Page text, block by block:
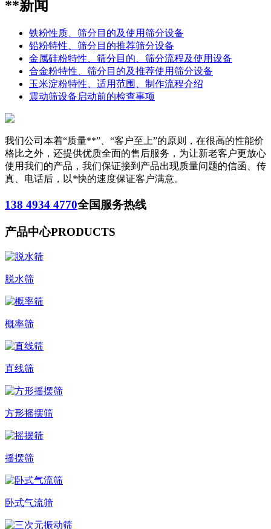
**新闻
铁粉性质、筛分目的及使用筛分设备
铅粉特性、筛分目的推荐筛分设备
金属硅粉特性、筛分目的、筛分流程及使用设备
合金粉特性、筛分目的及推荐使用筛分设备
玉米淀粉特性、适用范围、制作流程介绍
震动筛设备启动前的检查事项
我们公司本着“质量**”、“客户至上”的原则，在很高的性能价
格比之外，还提供优质全面的售后服务，为让新老客户更放心
使用我们的产品，我们保证接到产品出现质量问题的信函、传
真、电话后，以*快的速度保证客户满意。
138 4934 4770全国服务热线
产品中心PRODUCTS
脱水筛
概率筛
直线筛
方形摇摆筛
摇摆筛
卧式气流筛